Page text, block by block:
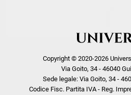
Copyright © 2020-2026
Via Goito, 34 - 46040
Sede legale: Via Goito, 34 -
Codice Fisc. Partita IVA - Reg.